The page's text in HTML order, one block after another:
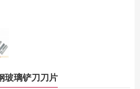
玻璃铲刀刀片